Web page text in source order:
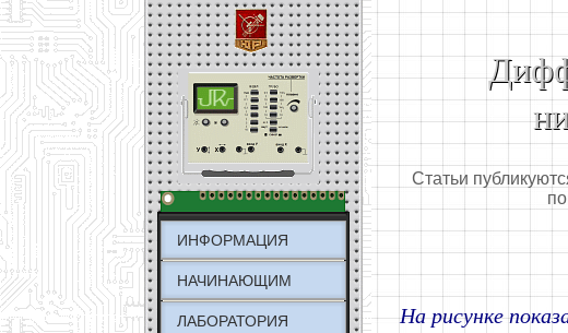
ИНФОРМАЦИЯ
НАЧИНАЮЩИМ
ЛАБОРАТОРИЯ
Статьи
На рисунке